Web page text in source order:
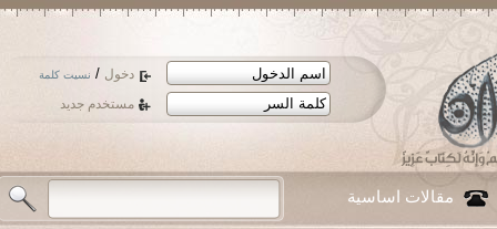
دخول / نسيت كلمة
مستخدم جديد
مقالات اساسية